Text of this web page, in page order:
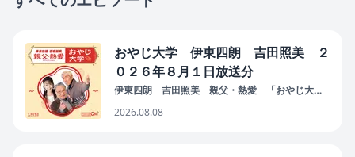
おやじ大学 伊東四朗 吉田照美 ２
０２６年８月１日放送分
伊東四朗 吉田照美 親父・熱愛 「おやじ大
2026.08.08